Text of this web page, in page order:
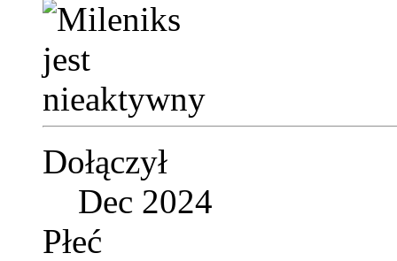
Dołączył
Dec 2024
Płeć